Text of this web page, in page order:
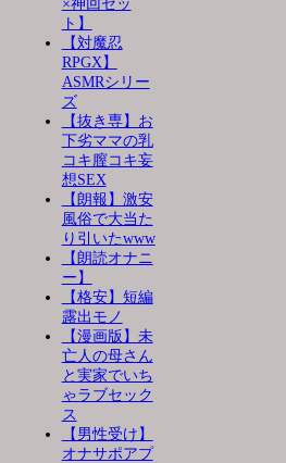
×神回セッ
ト】
【対魔忍
RPGX】
ASMRシリー
ズ
【抜き専】お
下劣ママの乳
コキ膣コキ妄
想SEX
【朗報】激安
風俗で大当た
り引いたwww
【朗読オナニ
ー】
【格安】短編
露出モノ
【漫画版】未
亡人の母さん
と実家でいち
ゃラブセック
ス
【男性受け】
オナサポアプ